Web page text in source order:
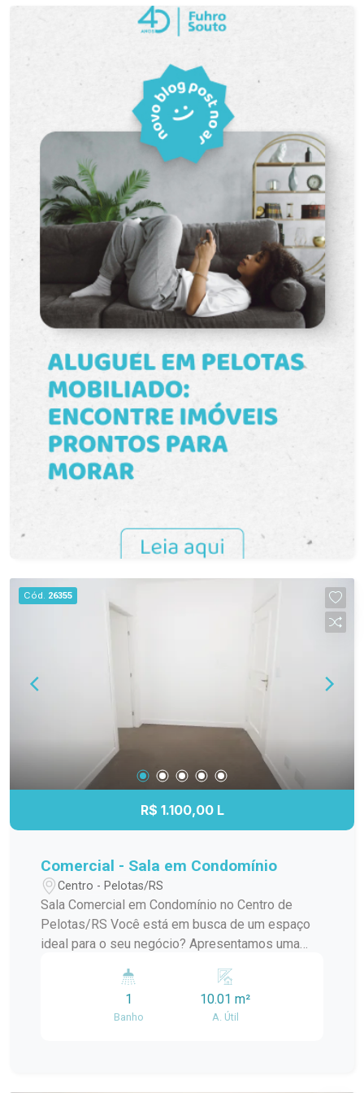
próximo a bancos, restaurantes, lojas e outros
serviços essenciais para o seu dia a dia. Com
pode chegar rapidamente a qualquer lugar. Não
perca essa oportunidade de alugar uma sala
comercial em um condomínio seguro e bem
localizado. Entre em contato conosco e agende
Cód. 26355
R$ 1.100,00 L
Comercial - Sala em Condomínio
Centro - Pelotas/RS
Sala Comercial em Condomínio no Centro de
Pelotas/RS Você está em busca de um espaço
ideal para o seu negócio? Apresentamos uma
comercial em um condomínio bem localizado no
bairro Centro de Pelotas. Localização: Situado no
coração de Pelotas, o imóvel oferece fácil
1
Banho
10.01 m²
A. Útil